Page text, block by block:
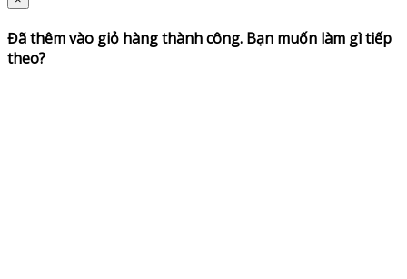
Đã thêm vào giỏ hàng thành công. Bạn muốn làm gì tiếp
theo?